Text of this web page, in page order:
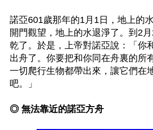
諾亞601歲那年的1月1日，地上的
開門觀望，地上的水退淨了。到2
乾了。於是，上帝對諾亞說：「你
出舟了。你要把和你同在舟裏的所
一切爬行生物都帶出來，讓它們在
吧。」
◎ 無法靠近的諾亞方舟